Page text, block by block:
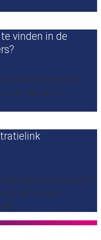
vinden in de
steeds niets hebt
met ons op via
geregistreerde persoon
e-mail niet door